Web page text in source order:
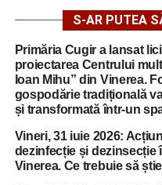
S-AR PUTEA
Primăria Cugir a lansat
proiectarea Centrului
Ioan Mihu” din Vinerea.
gospodărie tradițională
și transformată într-un
Vineri, 31 iuie 2026:
dezinfecție și dezinsecție
Vinerea. Ce trebuie să